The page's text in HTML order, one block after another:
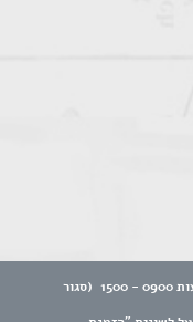
המוזיאון פתוח בימים א'-ה' בין השעות 0900 - 1500 (סגור